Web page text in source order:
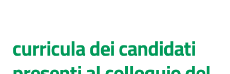
cura
curricula dei candidati